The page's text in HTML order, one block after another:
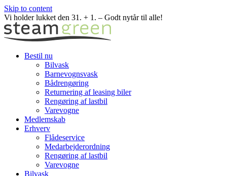
Skip to content
Vi holder lukket den 31. + 1. – Godt nytår til alle!
Bestil nu
Bilvask
Barnevognsvask
Bådrengøring
Returnering af leasing biler
Rengøring af lastbil
Varevogne
Medlemskab
Erhverv
Flådeservice
Medarbejderordning
Rengøring af lastbil
Varevogne
Bilvask